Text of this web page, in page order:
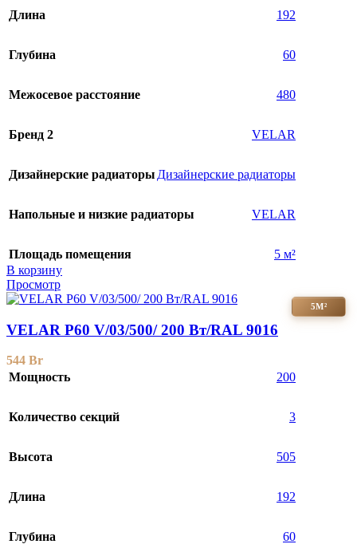
Длина 192
Глубина 60
Межосевое расстояние 480
Бренд 2 VELAR
Дизайнерские радиаторы Дизайнерские радиаторы
Напольные и низкие радиаторы VELAR
Площадь помещения
5 м²
В корзину
Просмотр
5М²
VELAR P60 V/03/500/ 200 Bт/RAL 9016
544 Br
Мощность
200
Количество секций 3
Высота 505
Длина 192
Глубина 60